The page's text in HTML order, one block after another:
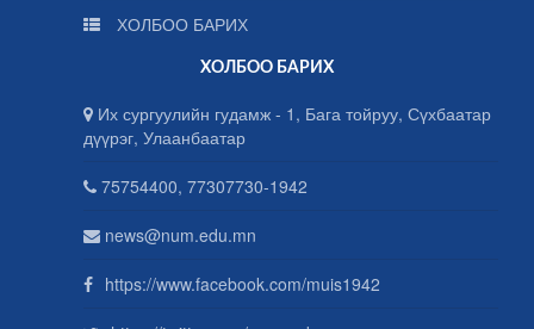
ХОЛБОО БАРИХ
ХОЛБОО БАРИХ
Их сургуулийн гудамж - 1, Бага тойруу, Сүхбаатар
дүүрэг, Улаанбаатар
75754400, 77307730-1942
news@num.edu.mn
https://www.facebook.com/muis1942